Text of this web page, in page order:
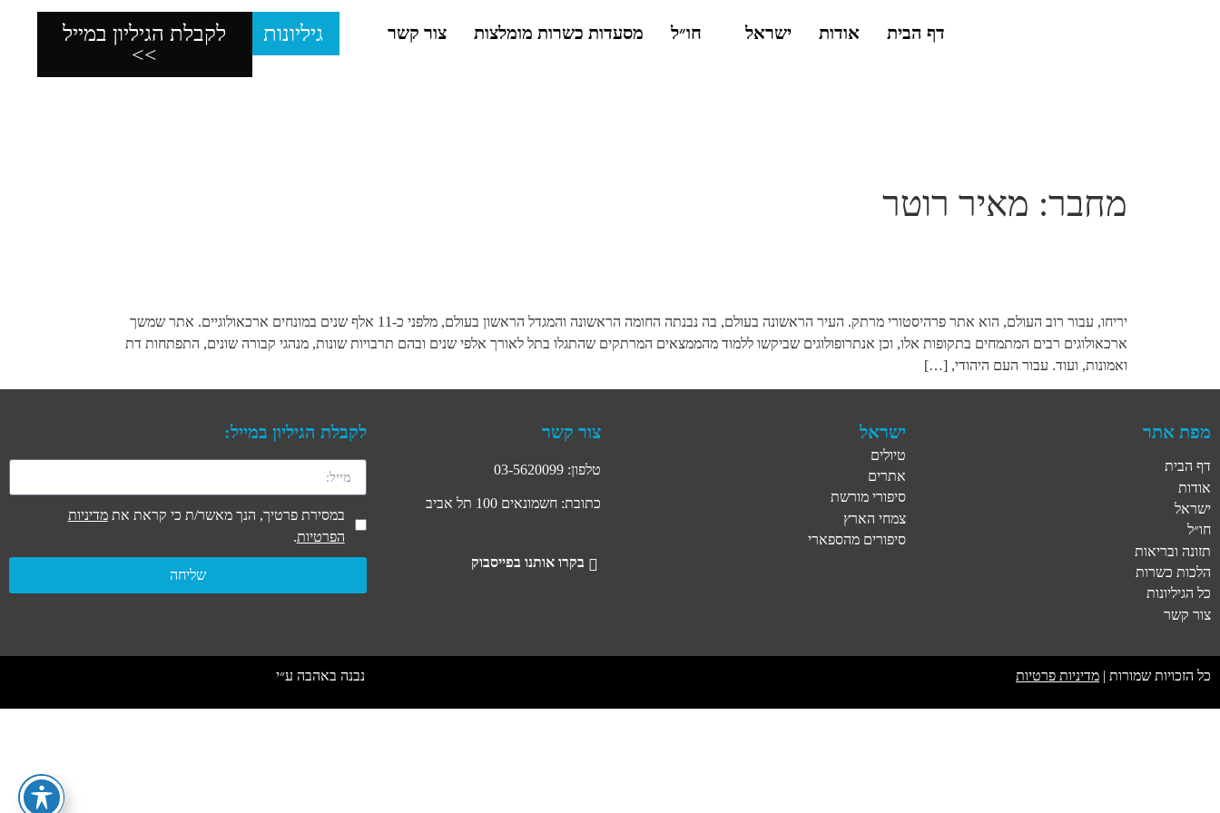
דף הבית אודות ישראל חו״ל מסעדות כשרות מומלצות צור קשר גיליונות
לקבלת הגיליון במייל
>>
מחבר: מאיר רוטר
יריחו, עבור רוב העולם, הוא אתר פרהיסטורי מרתק. העיר הראשונה בעולם, בה נבנתה החומה הראשונה והמגדל הראשון בעולם, מלפני כ-11 אלף שנים במונחים ארכאולוגיים. אתר שמשך
ארכאולוגים רבים המתמחים בתקופות אלו, וכן אנתרופולוגים שביקשו ללמוד מהממצאים המרתקים שהתגלו בתל לאורך אלפי שנים ובהם תרבויות שונות, מנהגי קבורה שונים, התפתחות דת
ואמונות, ועוד. עבור העם היהודי, […]
מפת אתר
דף הבית
אודות
ישראל
חו״ל
תזונה ובריאות
הלכות כשרות
כל הגיליונות
צור קשר
ישראל
טיולים
אתרים
סיפורי מורשת
צמחי הארץ
סיפורים מהספארי
צור קשר
טלפון: 03-5620099
כתובת: חשמונאים 100 תל אביב
בקרו אותנו בפייסבוק
לקבלת הגיליון במייל:
במסירת פרטיך, הנך מאשר/ת כי קראת אתמדיניות
הפרטיות.
שליחה
כל הזכויות שמורות | מדיניות פרטיות נבנה באהבה ע״י